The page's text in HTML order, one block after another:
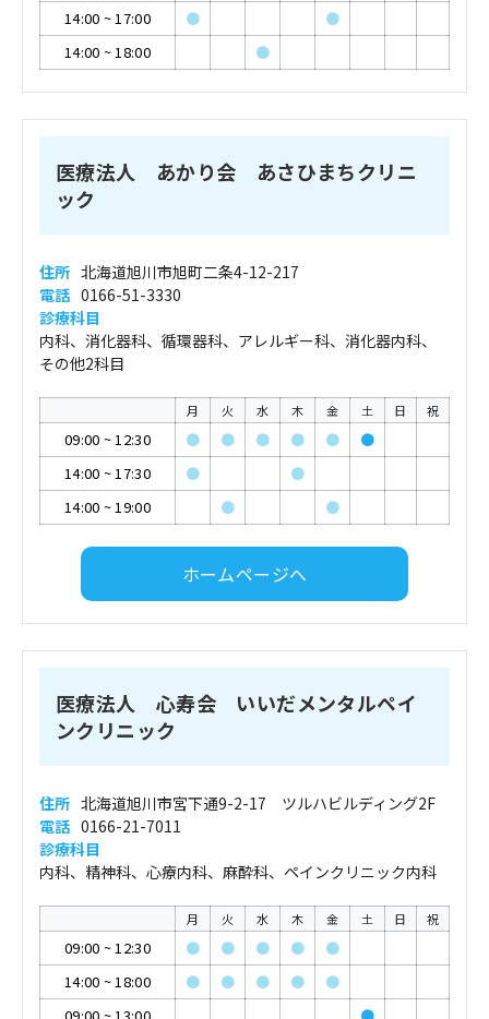
14:00 ~17:00 ●
●
14:00 ~18:00 ●
医療法人 あかり会 あさひまちクリニ
ック
住所 北海道旭川市旭町二条4-12-217
電話 0166-51-3330
診療科目
内科、消化器科、循環器科、アレルギー科、消化器内科、
その他2科目
月 火 水 木 金 土 日 祝
09:00 ~12:30 ● ● ● ● ●
●
14:00 ~17:30 ●
●
14:00 ~19:00 ● ●
ホームページへ
医療法人 心寿会 いいだメンタルペイ
ンクリニック
住所 北海道旭川市宮下通9-2-17 ツルハビルディング2F
電話 0166-21-7011
診療科目
内科、精神科、心療内科、麻酔科、ペインクリニック内科
月 火 水 木 金 土 日 祝
09:00 ~12:30 ● ● ● ●
●
14:00 ~18:00 ● ● ● ●
●